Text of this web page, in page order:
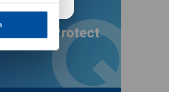
Protect